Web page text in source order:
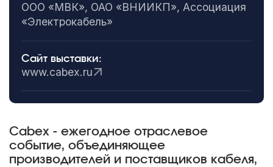
ООО «МВК», ОАО «ВНИИКП», Ассоциация
«Электрокабель»
Сайт выставки:
www.cabex.ru
Cabex - ежегодное отраслевое
событие, объединяющее
производителей и поставщиков кабеля,